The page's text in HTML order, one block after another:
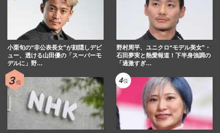
小栗旬の“非公表長女”が顔隠しデビ
ュー、透ける山田優の「スーパーモ
デルに」野…
野村周平、ユニクロ“モデル美女”・
石田夢実と熱愛報道！下半身強調の
「過激すぎ…